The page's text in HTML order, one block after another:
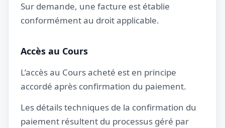
Sur demande, une facture est établie
conformément au droit applicable.
Accès au Cours
L’accès au Cours acheté est en principe
accordé après confirmation du paiement.
Les détails techniques de la confirmation du
paiement résultent du processus géré par